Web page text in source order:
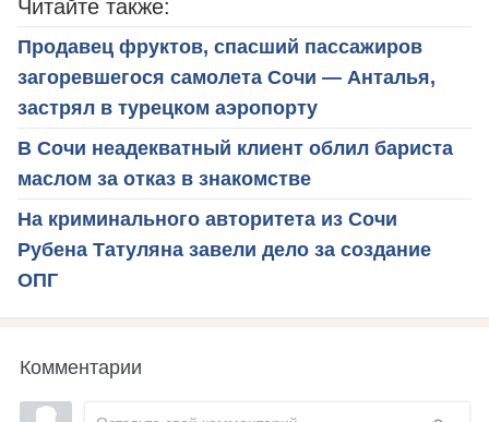
Читайте также:
Продавец фруктов, спасший пассажиров
загоревшегося самолета Сочи — Анталья,
застрял в турецком аэропорту
В Сочи неадекватный клиент облил бариста
маслом за отказ в знакомстве
На криминального авторитета из Сочи
Рубена Татуляна завели дело за создание
ОПГ
Комментарии